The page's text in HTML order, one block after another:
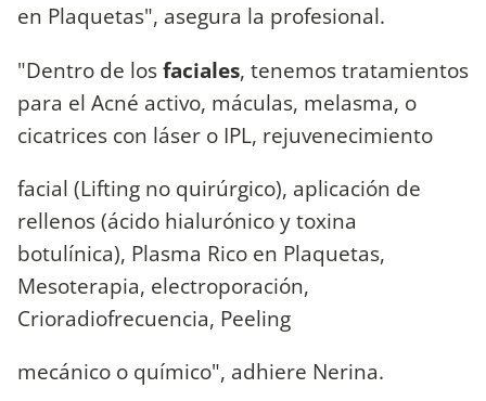
en Plaquetas", asegura la profesional.
"Dentro de losfaciales, tenemos tratamientos
para el Acné activo, máculas, melasma, o
cicatrices con láser o IPL, rejuvenecimiento
facial (Lifting no quirúrgico), aplicación de
rellenos (ácido hialurónico y toxina
botulínica), Plasma Rico en Plaquetas,
Mesoterapia, electroporación,
Crioradiofrecuencia, Peeling
mecánico o químico", adhiere Nerina.